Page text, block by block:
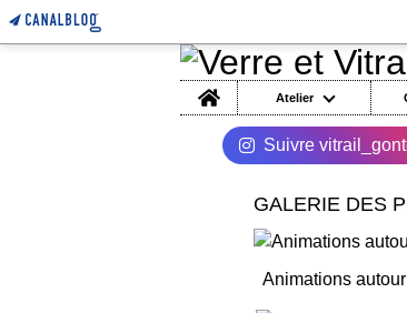
Home
Atelier
Suivre
GALERIE DES
Animations autour